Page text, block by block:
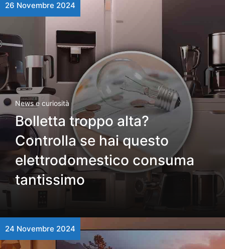
26 Novembre 2024
News e curiosità
Bolletta troppo alta?
Controlla se hai questo
elettrodomestico consuma
tantissimo
24 Novembre 2024